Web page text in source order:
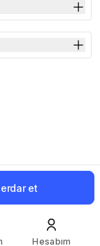
Hesabım
et
Saklıdır